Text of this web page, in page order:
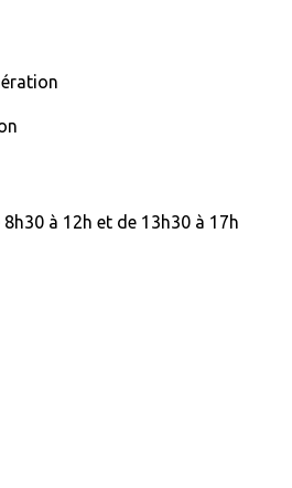
à 12h et de 13h30 à 17h